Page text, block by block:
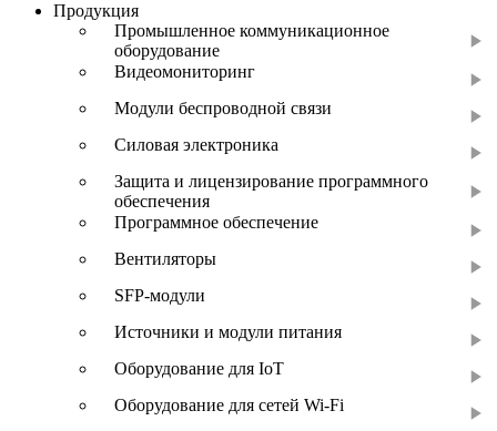
Продукция
Промышленное коммуникационное
оборудование
Видеомониторинг
Модули беспроводной связи
Силовая электроника
Защита и лицензирование программного
обеспечения
Программное обеспечение
Вентиляторы
SFP-модули
Источники и модули питания
Оборудование для IoT
Оборудование для сетей Wi-Fi